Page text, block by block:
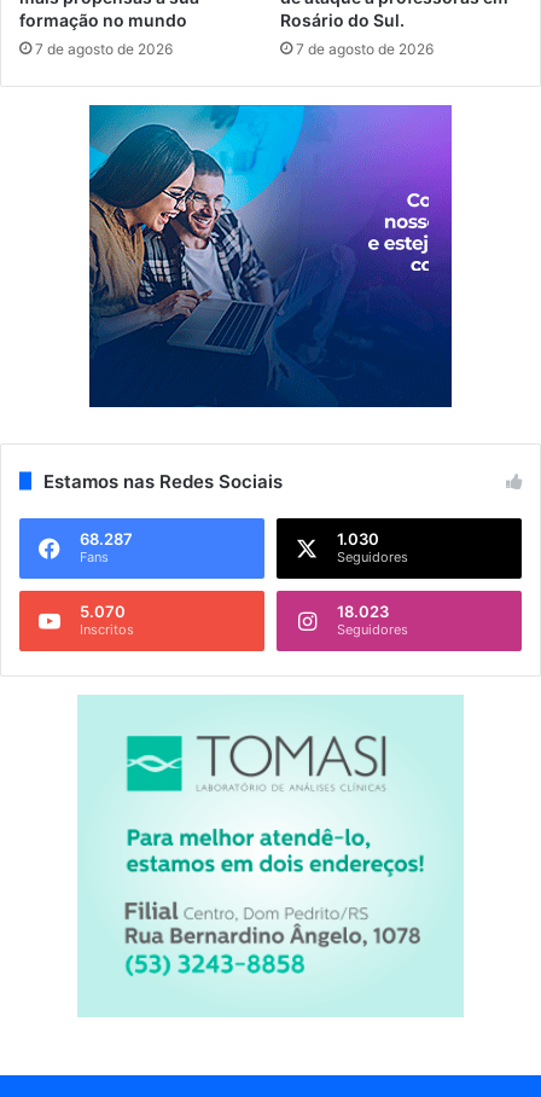
formação no mundo
7 de agosto de 2026
Rosário do Sul.
7 de agosto de 2026
Estamos nas Redes Sociais
68.287
Fans
1.030
Seguidores
5.070
Inscritos
18.023
Seguidores